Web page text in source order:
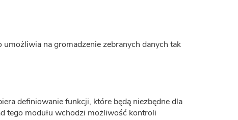
na gromadzenie zebranych danych tak
definiowanie funkcji, które będą niezbędne dla
tego modułu wchodzi możliwość kontroli